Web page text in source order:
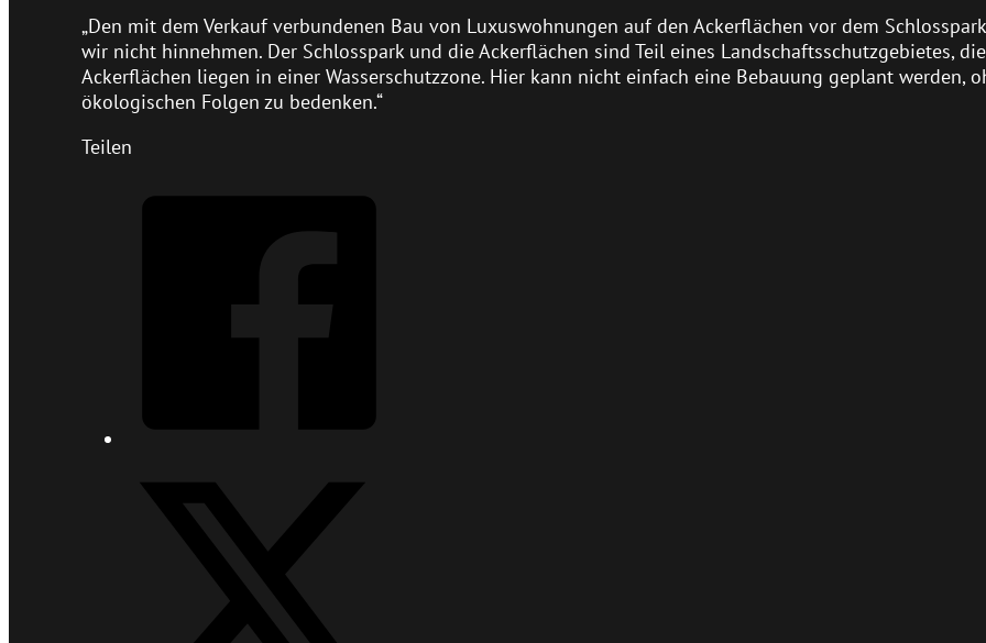
„Den mit dem Verkauf verbundenen Bau von Luxuswohnungen auf den Ackerflächen vor dem
wir nicht hinnehmen. Der Schlosspark und die Ackerflächen sind Teil eines Landschaftsschutzgebietes, die
Ackerflächen liegen in einer Wasserschutzzone. Hier kann nicht einfach eine Bebauung geplant werden,
ökologischen Folgen zu bedenken.“
Teilen